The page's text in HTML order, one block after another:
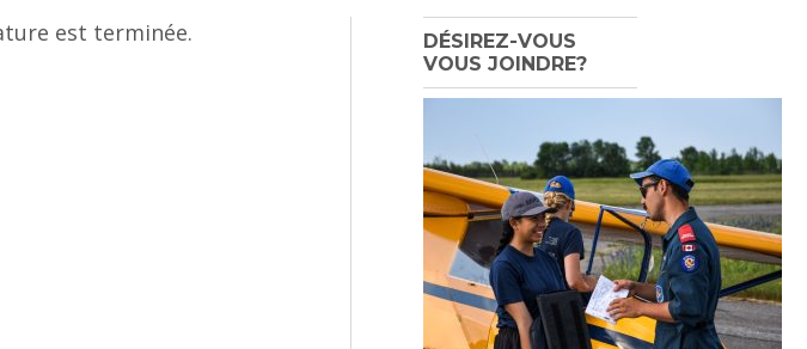
est terminée.
DÉSIREZ-VOUS
VOUS JOINDRE?